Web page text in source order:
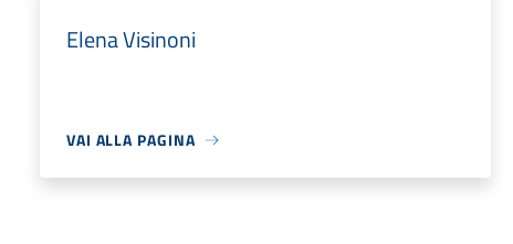
Elena Visinoni
VAI ALLA PAGINA